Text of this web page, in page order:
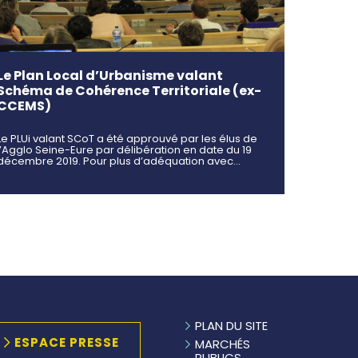
Plan Local d’Urbanisme valant
de Cohérence Territoriale (ex-
PLUi valant SCoT a été approuvé par les élus de
Seine-Eure par délibération en date du 19
2019. Pour plus d’adéquation avec…
ESPACE PRESSE
PLAN DU SITE
MARCHÉS